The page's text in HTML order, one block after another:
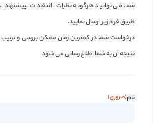
شما می توانید هرگونه نظرات، انتقادات،
طریق فرم زیر ارسال نمایید.
درخواست شما در کمترین زمان ممکن بررسی و
نتیجه آن به شما اطلاع رسانی می شود.
نام(ضروری)